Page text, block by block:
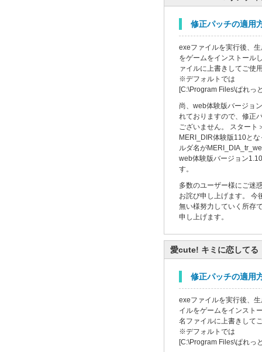
修正パッチの適用
exeファイルを実行後、
をゲームをインストール
ァイルに上書きしてご使
※デフォルトでは
[C:\Program Files\ぱれっ
尚、web体験版バージョ
れておりますので、修正
ございません。 スタート
MERI_DIR体験版110と
ルダ名が
web体験版バージョン
す。
多数のユーザー様にご迷
お詫び申し上げます。 今
無い様努力していく所存
申し上げます。
愛cute! キミに恋してる
修正パッチの適用
exeファイルを実行後、
イルをゲームをインスト
名ファイルに上書きして
※デフォルトでは
[C:\Program Files\ぱれっ